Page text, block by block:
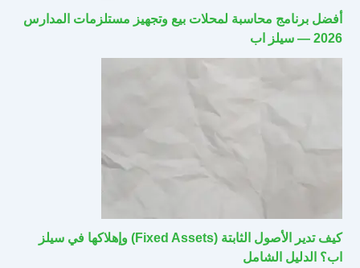
أفضل برنامج محاسبة لمحلات بيع وتجهيز مستلزمات المدارس
2026 — سيلز اب
كيف تدير الأصول الثابتة (Fixed Assets) وإهلاكها في سيلز
اب؟ الدليل الشامل